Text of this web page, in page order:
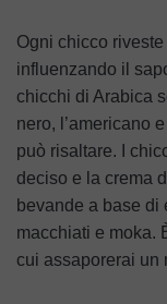
Ogni chicco
influenzando il
chicchi di Arabica
nero, l’americano
può risaltare. I
deciso e la crema
bevande a base di
macchiati e moka.
cui assaporerai un